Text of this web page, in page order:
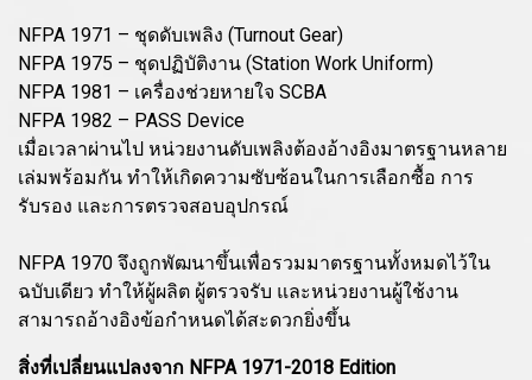
NFPA 1971 – ชุดดับเพลิง (Turnout Gear)
NFPA 1975 – ชุดปฏิบัติงาน (Station Work Uniform)
NFPA 1981 – เครื่องช่วยหายใจ SCBA
NFPA 1982 – PASS Device
เมื่อเวลาผ่านไป หน่วยงานดับเพลิงต้องอ้างอิงมาตรฐานหลาย
เล่มพร้อมกัน ทำให้เกิดความซับซ้อนในการเลือกซื้อ การ
รับรอง และการตรวจสอบอุปกรณ์
NFPA 1970 จึงถูกพัฒนาขึ้นเพื่อรวมมาตรฐานทั้งหมดไว้ใน
ฉบับเดียว ทำให้ผู้ผลิต ผู้ตรวจรับ และหน่วยงานผู้ใช้งาน
สามารถอ้างอิงข้อกำหนดได้สะดวกยิ่งขึ้น
สิ่งที่เปลี่ยนแปลงจาก NFPA 1971-2018 Edition